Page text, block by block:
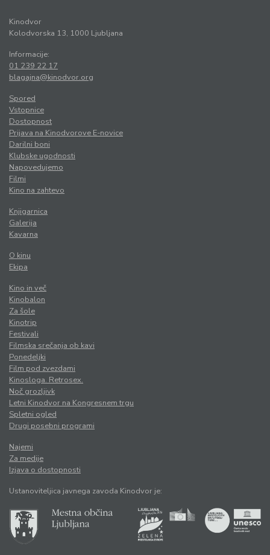
Kinodvor
Kolodvorska 13, 1000 Ljubljana
Informacije:
01 239 22 17
blagajna@kinodvor.org
Spored
Vstopnice
Dostopnost
Prijava na Kinodvorove E-novice
Darilni boni
Klubske ugodnosti
Napovedujemo
Filmi
Kino na zahtevo
Knjigarnica
Galerija
Kavarna
O kinu
Ekipa
Kino in več
Kinobalon
Za šole
Kinotrip
Festivali
Filmska srečanja ob kavi
Ponedeljki
Film pod zvezdami
Kinosloga. Retrosex.
Noč grozljivk
Letni Kinodvor na Kongresnem trgu
Spletni ogled
Drugi posebni programi
Najemi
Za medije
Izjava o dostopnosti
Ustanoviteljica javnega zavoda Kinodvor je: